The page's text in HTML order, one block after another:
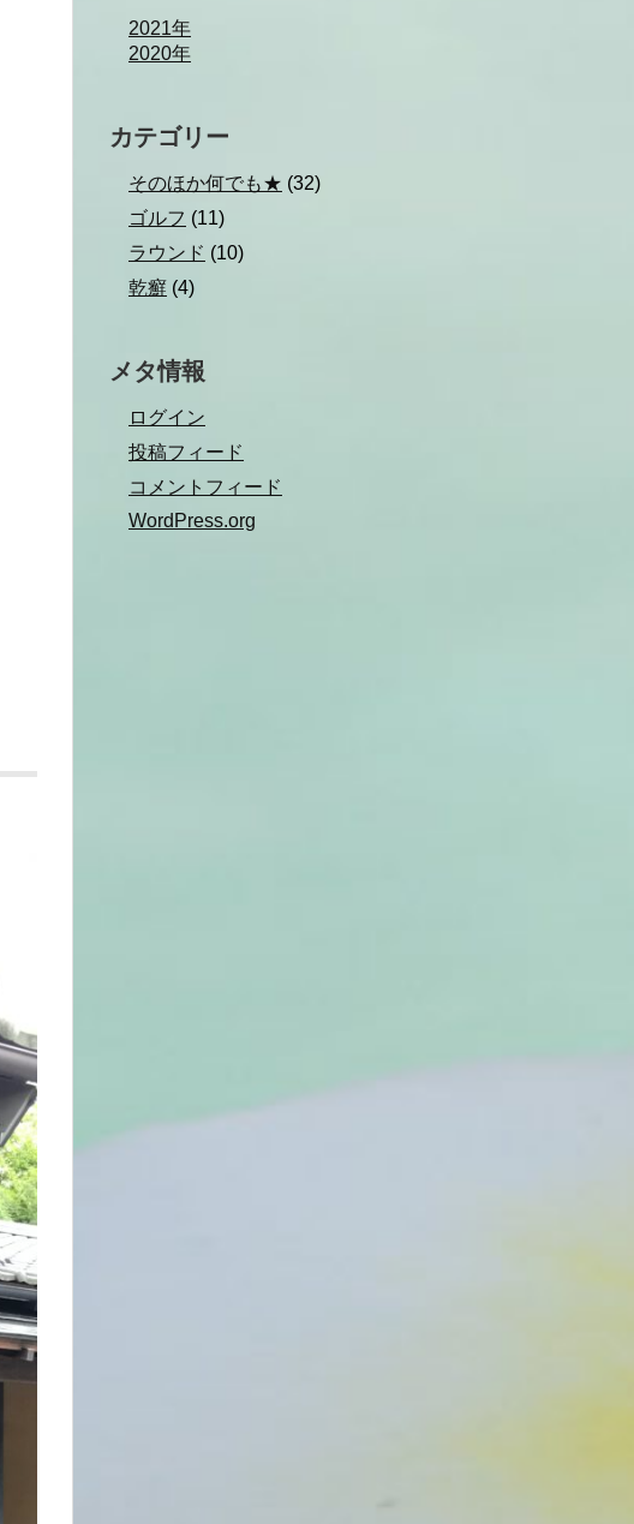
2021年
2020年
カテゴリー
そのほか何でも★ (32)
ゴルフ (11)
ラウンド (10)
乾癬 (4)
メタ情報
ログイン
投稿フィード
コメントフィード
WordPress.org